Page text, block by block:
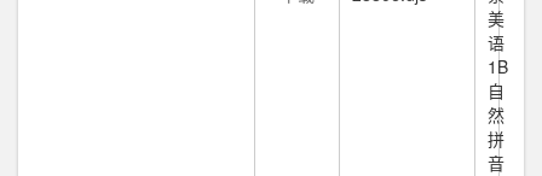
美
语
1B
自
然
拼
音